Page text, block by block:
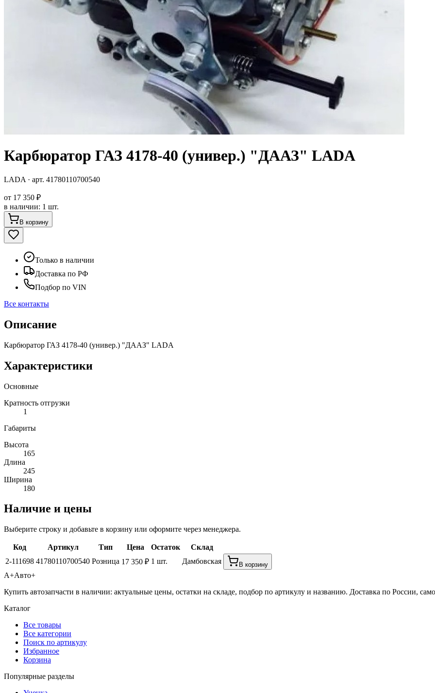
Карбюратор ГАЗ 4178-40 (универ.) "ДААЗ" LADA
LADA · арт. 41780110700540
от 17 350 ₽
в наличии: 1 шт.
В корзину
Только в наличии
Доставка по РФ
Подбор по VIN
Все контакты
Описание
Карбюратор ГАЗ 4178-40 (универ.) "ДААЗ" LADA
Характеристики
Основные
Кратность отгрузки
1
Габариты
Высота
165
Длина
245
Ширина
180
Наличие и цены
Выберите строку и добавьте в корзину или оформите через менеджера.
Код Артикул Тип Цена Остаток
Склад
2-111698 41780110700540 Розница 17 350 ₽ 1 шт. Дамбовская В корзину
А+Авто+
Купить автозапчасти в наличии: актуальные цены, остатки на складе, подбор по артикулу и названию. Доставка по России,
Каталог
Все товары
Все категории
Поиск по артикулу
Избранное
Корзина
Популярные разделы